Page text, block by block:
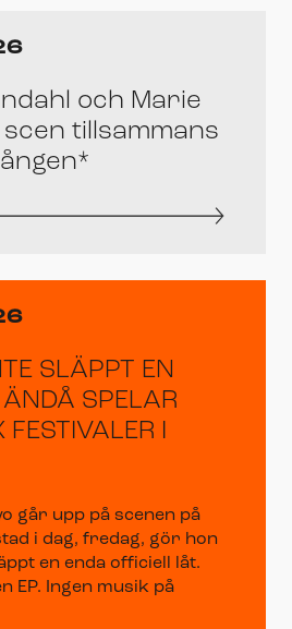
och Marie
tillsammans
SLÄPPT EN
SPELAR
FESTIVALER I
går upp på scenen på
i dag, fredag, gör hon
en enda officiell låt.
EP. Ingen musik på